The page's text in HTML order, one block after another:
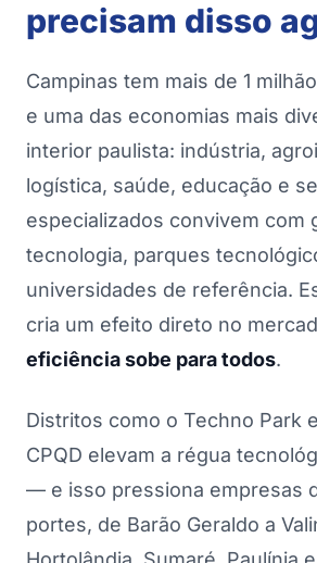
precisam disso
Campinas tem mais de 1
e uma das economias mais
interior paulista: indústria,
logística, saúde, educação e
especializados convivem com
tecnologia, parques
universidades de referência.
cria um efeito direto no
eficiência sobe para todos.
Distritos como o Techno Park
CPQD elevam a régua
— e isso pressiona empresas
portes, de Barão Geraldo a